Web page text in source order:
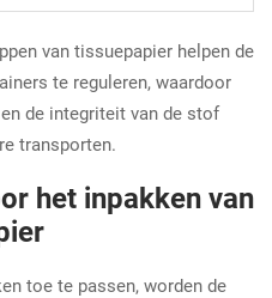
van tissuepapier helpen de
te reguleren, waardoor
de integriteit van de stof
transporten.
het inpakken van
toe te passen, worden de